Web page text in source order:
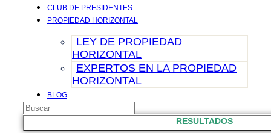
CLUB DE PRESIDENTES
PROPIEDAD HORIZONTAL
LEY DE PROPIEDAD
HORIZONTAL
EXPERTOS EN LA PROPIEDAD
HORIZONTAL
BLOG
CONTACTO
Search
...
RESULTADOS